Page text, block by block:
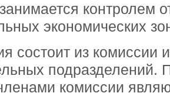
контролем
экономических
состоит из комиссии
комиссии